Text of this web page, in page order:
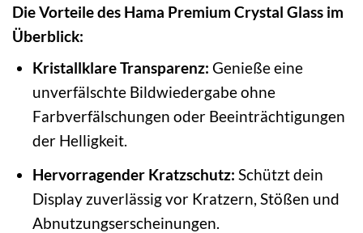
Die Vorteile des Hama Premium Crystal Glass im
Überblick:
Kristallklare Transparenz: Genieße eine
unverfälschte Bildwiedergabe ohne
Farbverfälschungen oder Beeinträchtigungen
der Helligkeit.
Hervorragender Kratzschutz: Schützt dein
Display zuverlässig vor Kratzern, Stößen und
Abnutzungserscheinungen.